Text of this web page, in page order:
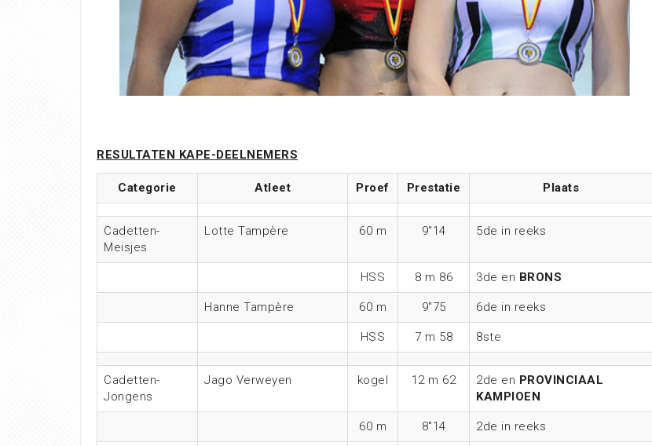
RESULTATEN KAPE-DEELNEMERS
Categorie Atleet Proef Prestatie Plaats
Cadetten-
Meisjes
Lotte Tampère 60 m 9″14 5de in reeks
HSS 8 m 86 3de en BRONS
Hanne Tampère 60 m 9″75 6de in reeks
HSS 7 m 58 8ste
Cadetten-
Jongens
Jago Verweyen kogel 12 m 62 2de en PROVINCIAAL
KAMPIOEN
60 m 8″14 2de in reeks